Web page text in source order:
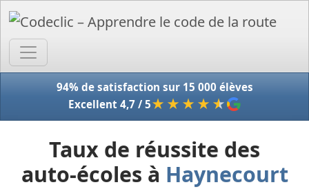
94% de satisfaction sur 15 000 élèves
Excellent 4,7 / 5★★★★ ★
Taux de réussite des
auto-écoles à Haynecourt